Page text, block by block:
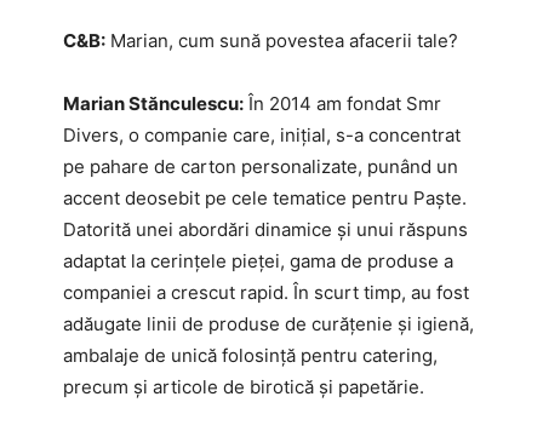
C&B: Marian, cum sună povestea afacerii tale?
Marian Stănculescu: În 2014 am fondat Smr
Divers, o companie care, inițial, s-a concentrat
pe pahare de carton personalizate, punând un
accent deosebit pe cele tematice pentru Paște.
Datorită unei abordări dinamice și unui răspuns
adaptat la cerințele pieței, gama de produse a
companiei a crescut rapid. În scurt timp, au fost
adăugate linii de produse de curățenie și igienă,
ambalaje de unică folosință pentru catering,
precum și articole de birotică și papetărie.